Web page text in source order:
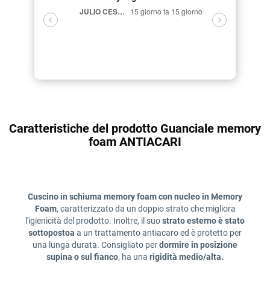
JULIO CESAR VELASCO CARRION, 15 giorno fa 15 giorno
Caratteristiche del prodotto Guanciale memory
foam ANTIACARI
Cuscino in schiuma memory foam con nucleo in Memory
Foam, caratterizzato da un doppio strato che migliora
l'igienicità del prodotto. Inoltre, il suostrato esterno è stato
sottopostoa a un trattamento antiacaro ed è protetto per
una lunga durata. Consigliato perdormire in posizione
supina o sul fianco, ha una rigidità medio/alta.